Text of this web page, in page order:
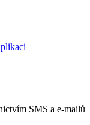
–
SMS a e-mailů